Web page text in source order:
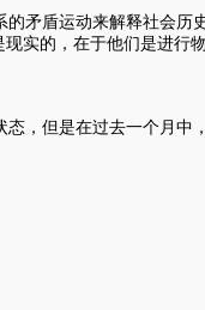
矛盾运动来解释社会历
实的，在于他们是进行
，但是在过去一个月中